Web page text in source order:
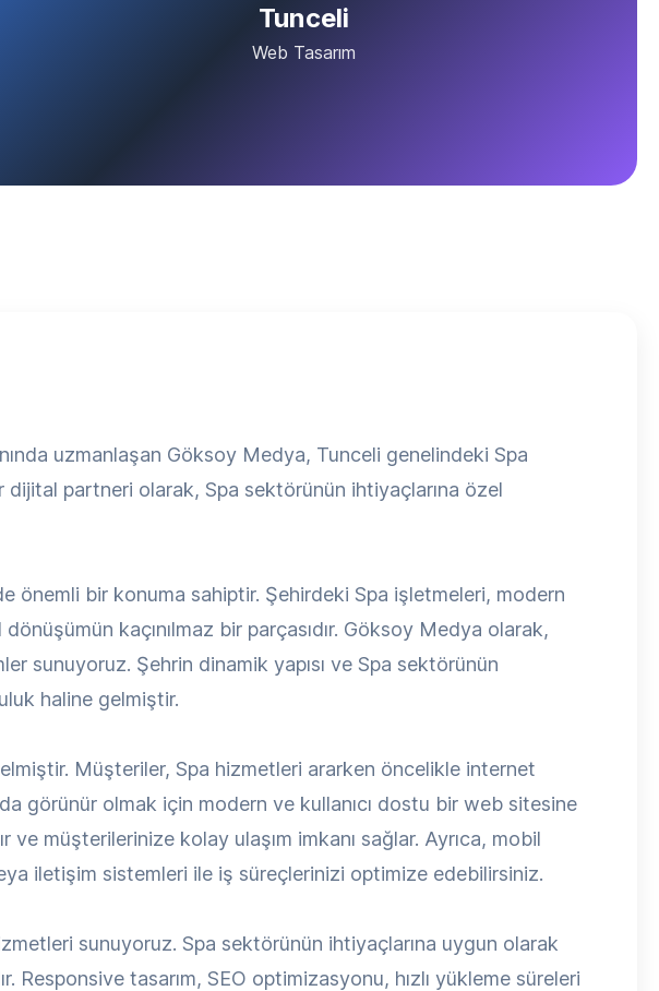
Tunceli
Web Tasarım
uzmanlaşan Göksoy Medya, Tunceli genelindeki Spa
partneri olarak, Spa sektörünün ihtiyaçlarına özel
önemli bir konuma sahiptir. Şehirdeki Spa işletmeleri, modern
kaçınılmaz bir parçasıdır. Göksoy Medya olarak,
sunuyoruz. Şehrin dinamik yapısı ve Spa sektörünün
haline gelmiştir.
Müşteriler, Spa hizmetleri ararken öncelikle internet
görünür olmak için modern ve kullanıcı dostu bir web sitesine
müşterilerinize kolay ulaşım imkanı sağlar. Ayrıca, mobil
iletişim sistemleri ile iş süreçlerinizi optimize edebilirsiniz.
sunuyoruz. Spa sektörünün ihtiyaçlarına uygun olarak
tasarım, SEO optimizasyonu, hızlı yükleme süreleri